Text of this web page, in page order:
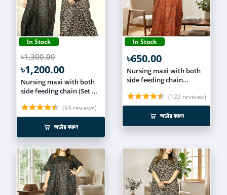
In Stock
৳1,300.00
৳1,200.00
Nursing maxi with both
side feeding chain (Set of
(94 reviews)
অর্ডার করুন
In Stock
৳650.00
Nursing maxi with both
side feeding chain
(122 reviews)
অর্ডার করুন